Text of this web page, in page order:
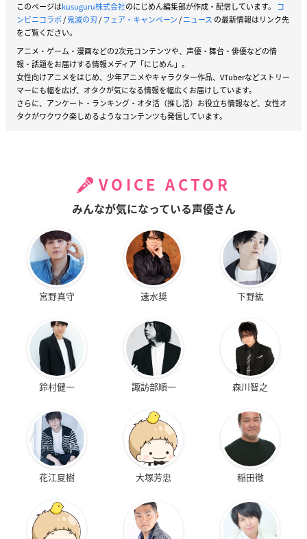
このページはkusuguru株式会社のにじめん編集部が作成・配信しています。 コ
ンビニコラボ/鬼滅の刃/フェア・キャンペーン/ニュース の最新情報はリンク先
をご覧ください。
アニメ・ゲーム・漫画などの2次元コンテンツや、声優・舞台・俳優などの情
報・話題をお届けする情報メディア「にじめん」。
女性向けアニメをはじめ、少年アニメやキャラクター作品、VTuberなどストリー
マーにも幅を広げ、オタクが気になる情報を幅広くお届けしています。
さらに、アンケート・ランキング・オタ活（推し活）お役立ち情報など、女性オ
タクがワクワク楽しめるようなコンテンツも発信しています。
VOICE ACTOR
みんなが気になっている声優さん
宮野真守 速水奨 下野紘
鈴村健一 諏訪部順一 森川智之
花江夏樹 大塚芳忠 稲田徹